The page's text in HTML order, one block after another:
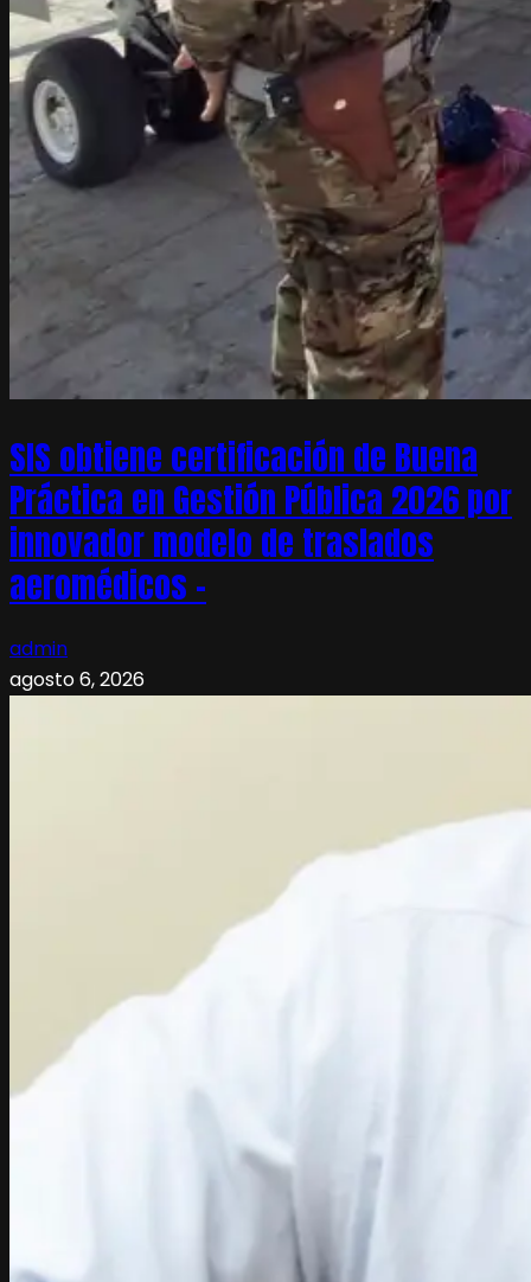
SIS obtiene certificación de Buena
Práctica en Gestión Pública 2026 por
innovador modelo de traslados
aeromédicos –
admin
agosto 6, 2026